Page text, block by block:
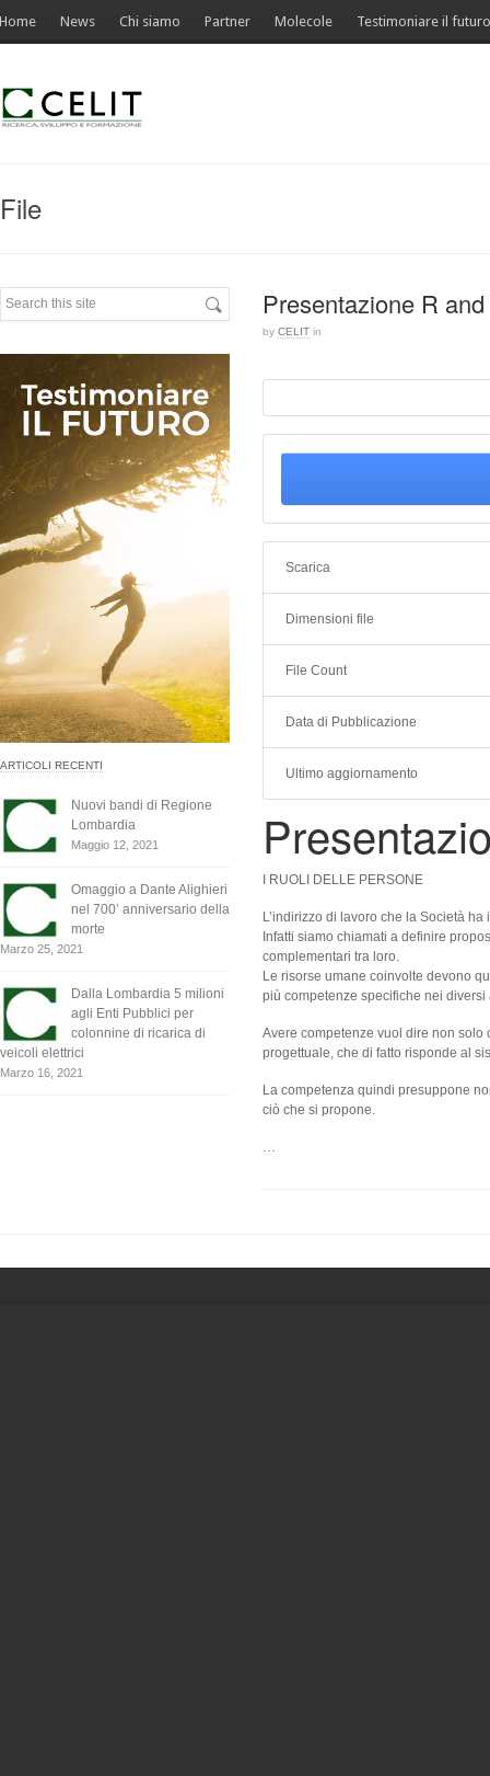
Home News Chi siamo Partner Molecole Testimoniare il futuro
File
ARTICOLI RECENTI
Nuovi bandi di Regione
Lombardia
Maggio 12, 2021
Omaggio a Dante Alighieri
nel 700’ anniversario della
morte
Marzo 25, 2021
Dalla Lombardia 5 milioni
agli Enti Pubblici per
colonnine di ricarica di
veicoli elettrici
Marzo 16, 2021
Presentazione R
by CELIT in
Scarica
Dimensioni file
File Count
Data di Pubblicazione
Ultimo aggiornamento
I RUOLI DELLE PERSONE
L’indirizzo di lavoro che la Società
Infatti siamo chiamati a definire
complementari tra loro.
Le risorse umane coinvolte devono
più competenze specifiche nei diversi
Avere competenze vuol dire non solo
progettuale, che di fatto risponde al
La competenza quindi presuppone
ciò che si propone.
…